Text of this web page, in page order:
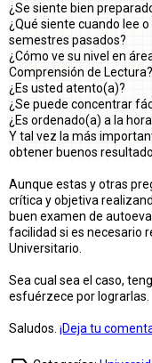
¿Se siente bien
¿Qué siente cuando lee
semestres pasados?
¿Cómo ve su nivel en
Comprensión de Lectura?
¿Es usted atento(a)?
¿Se puede concentrar
¿Es ordenado(a) a la
Y tal vez la más
obtener buenos
Aunque estas y otras
crítica y objetiva
buen examen de
facilidad si es necesario
Universitario.
Sea cual sea el caso,
esfuérzece por lograrlas.
Saludos. ¡Deja tu